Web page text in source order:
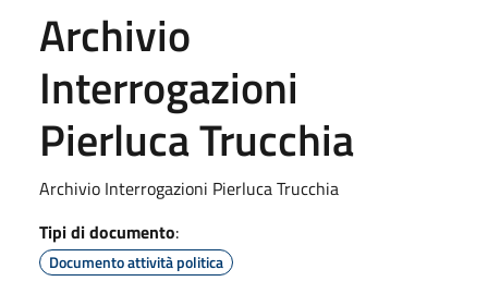
Archivio
Interrogazioni
Pierluca Trucchia
Archivio Interrogazioni Pierluca Trucchia
Tipi di documento:
Documento attività politica